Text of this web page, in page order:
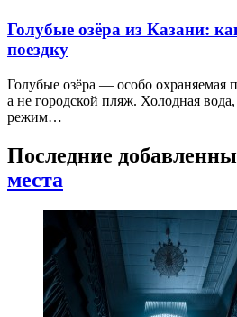
Голубые озёра из Казани:
поездку
Голубые озёра — особо охраняемая
а не городской пляж. Холодная
режим…
Последние
места